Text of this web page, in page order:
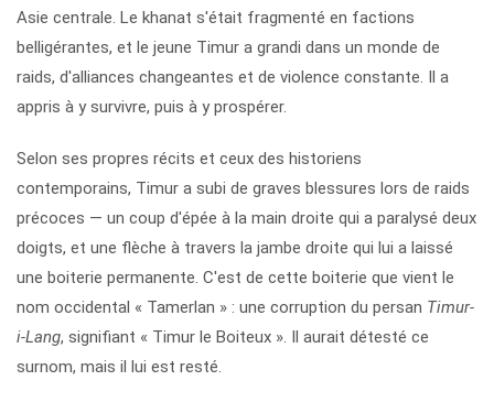
Asie centrale. Le khanat s'était fragmenté en factions
belligérantes, et le jeune Timur a grandi dans un monde de
raids, d'alliances changeantes et de violence constante. Il a
appris à y survivre, puis à y prospérer.
Selon ses propres récits et ceux des historiens
contemporains, Timur a subi de graves blessures lors de raids
précoces — un coup d'épée à la main droite qui a paralysé deux
doigts, et une flèche à travers la jambe droite qui lui a laissé
une boiterie permanente. C'est de cette boiterie que vient le
nom occidental « Tamerlan » : une corruption du persan Timur-
i-Lang, signifiant « Timur le Boiteux ». Il aurait détesté ce
surnom, mais il lui est resté.